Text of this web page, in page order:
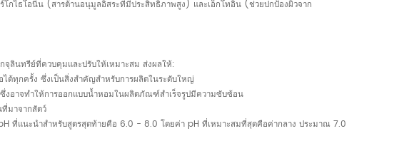
โกไธโอนีน (สารต้านอนุมูลอิสระที่มีประสิทธิภาพสูง) และเอ็กโทอิน (ช่วยปกป้องผิวจาก
จุลินทรีย์ที่ควบคุมและปรับให้เหมาะสม ส่งผลให้:
ด้ทุกครั้ง ซึ่งเป็นสิ่งสำคัญสำหรับการผลิตในระดับใหญ่
งอาจทำให้การออกแบบน้ำหอมในผลิตภัณฑ์สำเร็จรูปมีความซับซ้อน
มาจากสัตว์
ที่แนะนำสำหรับสูตรสุดท้ายคือ 6.0 - 8.0 โดยค่า pH ที่เหมาะสมที่สุดคือค่ากลาง ประมาณ 7.0